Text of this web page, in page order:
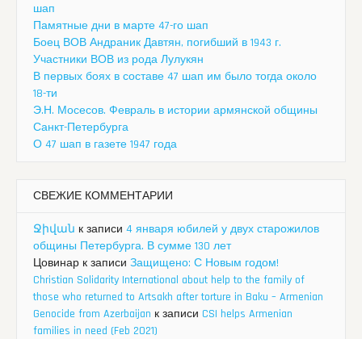
шап
Памятные дни в марте 47-го шап
Боец ВОВ Андраник Давтян, погибший в 1943 г.
Участники ВОВ из рода Лулукян
В первых боях в составе 47 шап им было тогда около
18-ти
Э.Н. Мосесов. Февраль в истории армянской общины
Санкт-Петербурга
О 47 шап в газете 1947 года
СВЕЖИЕ КОММЕНТАРИИ
Ջիվան к записи 4 января юбилей у двух старожилов
общины Петербурга. В сумме 130 лет
Цовинар к записи Защищено: С Новым годом!
Christian Solidarity International about help to the family of
those who returned to Artsakh after torture in Baku – Armenian
Genocide from Azerbaijan к записи CSI helps Armenian
families in need (Feb 2021)